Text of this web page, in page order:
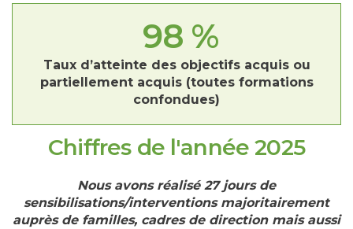
98 %
Taux d’atteinte des objectifs acquis ou
partiellement acquis (toutes formations
confondues)
Chiffres de l'année 2025
Nous avons réalisé 27 jours de
sensibilisations/interventions majoritairement
auprès de familles, cadres de direction mais aussi